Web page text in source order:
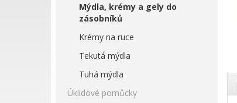
Mýdla, krémy a gely do
zásobníků
Krémy na ruce
Tekutá mýdla
Tuhá mýdla
Úklidové pomůcky